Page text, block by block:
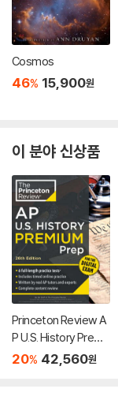
Cosmos
46% 15,900원
이 분야 신상품
Princeton Review A
P U.S. History Premi
um Prep, 26th Editio
20% 42,560원